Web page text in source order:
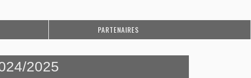
PARTENAIRES
2025